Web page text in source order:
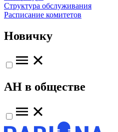
Структура обслуживания
Расписание комитетов
Новичку
АН в обществе